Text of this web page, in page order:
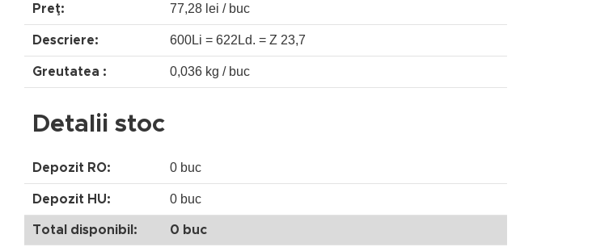
Preţ: 77,28 lei / buc
Descriere: 600Li = 622Ld. = Z 23,7
Greutatea : 0,036 kg / buc
Detalii stoc
Depozit RO: 0 buc
Depozit HU: 0 buc
Total disponibil: 0 buc